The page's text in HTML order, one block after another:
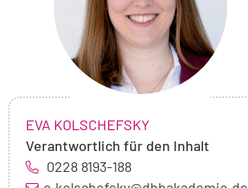
NAME:
EVA KOLSCHEFSKY,
Verantwortlich für den Inhalt
0228 8193-188